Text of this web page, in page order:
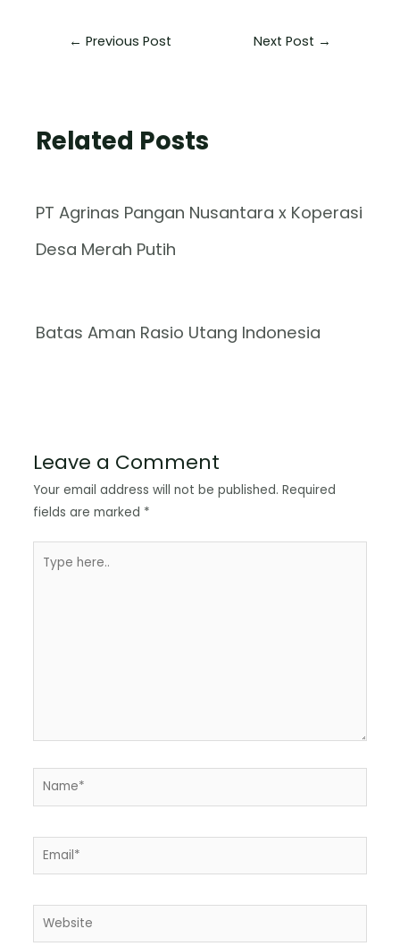
← Previous Post Next Post →
Related Posts
PT Agrinas Pangan Nusantara x Koperasi
Desa Merah Putih
Batas Aman Rasio Utang Indonesia
Leave a Comment
Your email address will not be published. Required
fields are marked *